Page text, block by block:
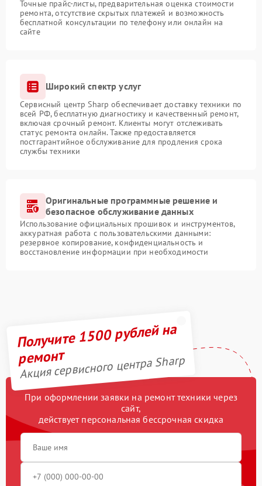
Точные прайс-листы, предварительная оценка стоимости
ремонта, отсутствие скрытых платежей и возможность
бесплатной консультации по телефону или онлайн на
сайте
Широкий спектр услуг
Сервисный центр Sharp обеспечивает доставку техники по
всей РФ, бесплатную диагностику и качественный ремонт,
включая срочный ремонт. Клиенты могут отслеживать
статус ремонта онлайн. Также предоставляется
постгарантийное обслуживание для продления срока
службы техники
Оригинальные программные решение и
безопасное обслуживание данных
Использование официальных прошивок и инструментов,
аккуратная работа с пользовательскими данными:
резервное копирование, конфиденциальность и
восстановление информации при необходимости
Получите 1500 рублей на
ремонт
Акция сервисного центра Sharp
При оформлении заявки на ремонт техники через
сайт,
действует персональная бессрочная скидка